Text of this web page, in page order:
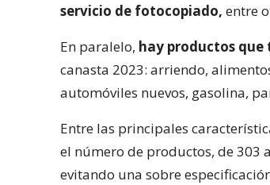
servicio de fotocopiado, entre
En paralelo, hay productos
canasta 2023: arriendo,
automóviles nuevos, gasolina,
Entre las principales
el número de productos, de 303
evitando una sobre